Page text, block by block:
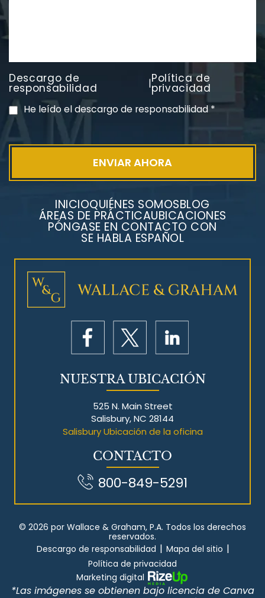
PVC Cloruro de polivinilo
Exposición
Descargo de
responsabilidad |Política de
privacidad
He leído el descargo de responsabilidad*
INICIOQUIÉNES SOMOSBLOG
ÁREAS DE PRÁCTICAUBICACIONES
PÓNGASE EN CONTACTO CON
SE HABLA ESPAÑOL
NUESTRA UBICACIÓN
525 N. Main Street
Salisbury, NC 28144
Salisbury Ubicación de la oficina
CONTACTO
800-849-5291
© 2026 por Wallace & Graham, P.A. Todos los derechos
reservados.
Descargo de responsabilidad | Mapa del sitio |
Política de privacidad
Marketing digital
*Las imágenes se obtienen bajo licencia de Canva